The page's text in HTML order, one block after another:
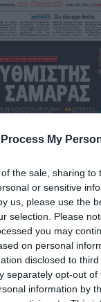
Process My
the sale, sharing to
or sensitive
us, please use the
selection. Please
you may
on personal
disclosed to
separately opt-out of
information by